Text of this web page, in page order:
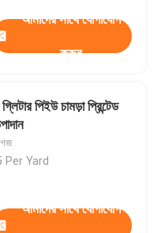
আমাদের সাথে যোগাযোগ
করুন
পিইউ চামড়া প্রিন্টেড
Per Yard
আমাদের সাথে যোগাযোগ